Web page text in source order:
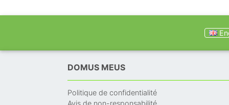
DOMUS MEUS
Politique de confidentialité
Avis de non-responsabilité